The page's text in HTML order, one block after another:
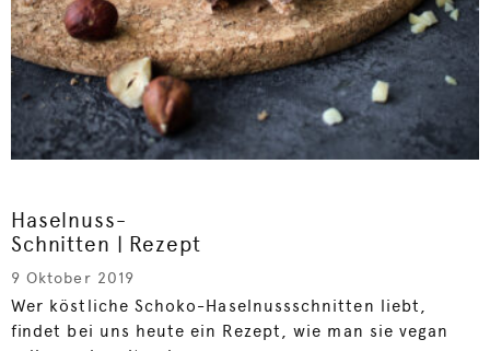
Haselnuss-
Schnitten | Rezept
9 Oktober 2019
Wer köstliche Schoko-Haselnussschnitten liebt,
findet bei uns heute ein Rezept, wie man sie vegan